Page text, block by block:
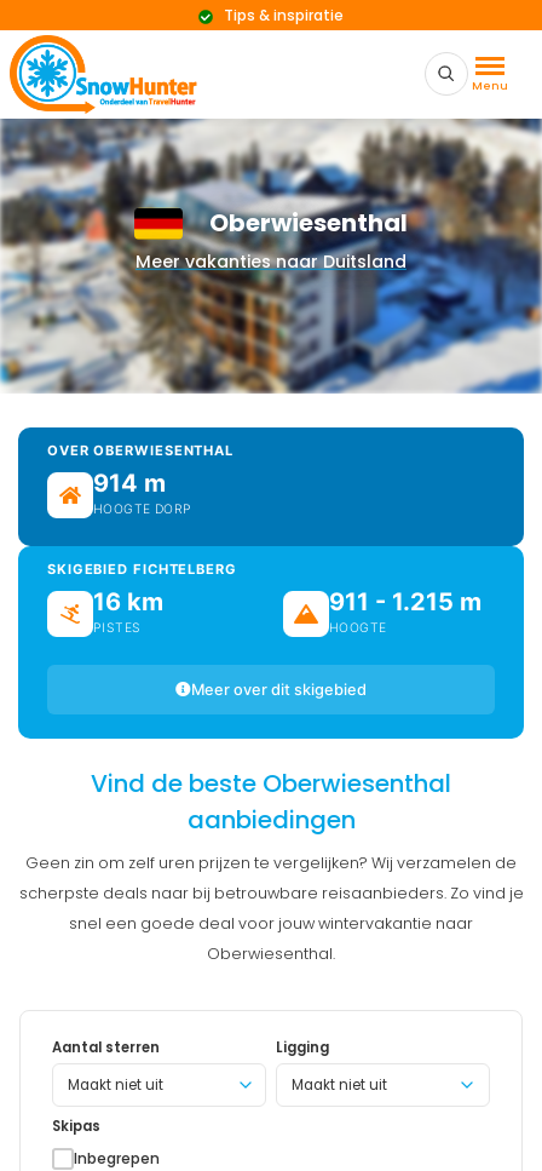
Menu
Tips & inspiratie
Oberwiesenthal
Meer vakanties naar Duitsland
OVER OBERWIESENTHAL
914 m
HOOGTE DORP
SKIGEBIED FICHTELBERG
16 km
PISTES
911 - 1.215 m
HOOGTE
Meer over dit skigebied
Vind de beste Oberwiesenthal
aanbiedingen
Geen zin om zelf uren prijzen te vergelijken? Wij verzamelen de
scherpste deals naar bij betrouwbare reisaanbieders. Zo vind je
snel een goede deal voor jouw wintervakantie naar
Oberwiesenthal.
Aantal sterren
Ligging
Maakt niet uit
Skipas
Inbegrepen